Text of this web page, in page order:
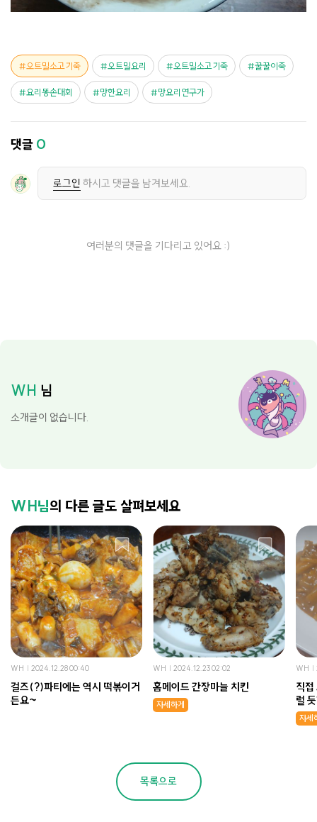
오트밀소고기죽 오트밀요리 오트밀소고기죽 꿀꿀이죽
요리똥손대회 망한요리 망요리연구가
댓글 0
로그인 하시고 댓글을 남겨보세요.
여러분의 댓글을 기다리고 있어요 :)
WH 님
소개글이 없습니다.
WH님의 다른 글도 살펴보세요
WH 2024.12.28 00:40
걸즈(?)파티에는 역시 떡볶이거
든요~
WH 2024.12.23 02:02
홈메이드 간장마늘 치킨
자세하게
WH
직접
럴
치킨
자세
목록으로